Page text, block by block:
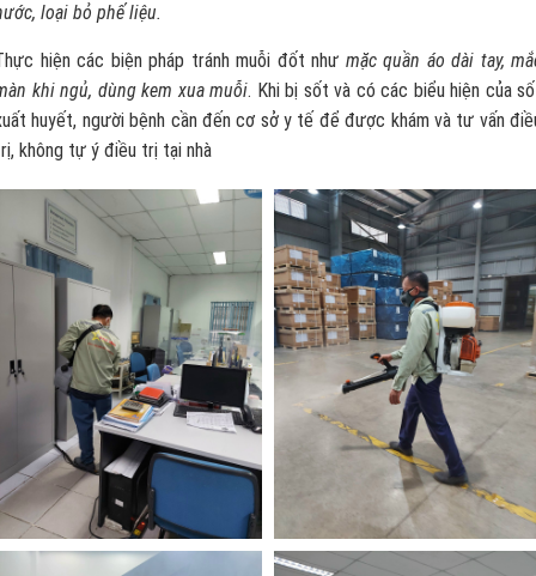
loại bỏ phế liệu.
hiện các biện pháp tránh muỗi đốt như mặc quần áo dài tay,
khi ngủ, dùng kem xua muỗi. Khi bị sốt và có các biểu hiện của
huyết, người bệnh cần đến cơ sở y tế để được khám và tư vấn
không tự ý điều trị tại nhà